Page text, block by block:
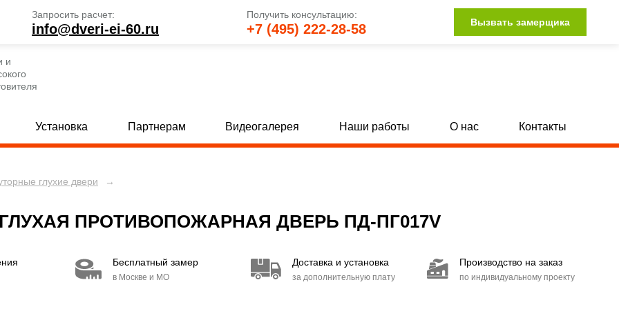
Запросить расчет:
info@dveri-ei-60.ru
Получить консультацию:
+7 (495) 222-28-58 Вызвать замерщика
и
глухие двери [69]
Двупольные двери со стеклом
двери с МДФ и стеклом Двери с вентиляцией [49] Двери со стыковочным узлом
Установка Партнерам Видеогалерея Наши работы О нас Контакты
глухие двери →
ПРОТИВОПОЖАРНАЯ ДВЕРЬ ПД-ПГ017V
Бесплатный замер
в Москве и МО
Доставка и установка
за дополнительную плату
Производство на заказ
по индивидуальному проекту